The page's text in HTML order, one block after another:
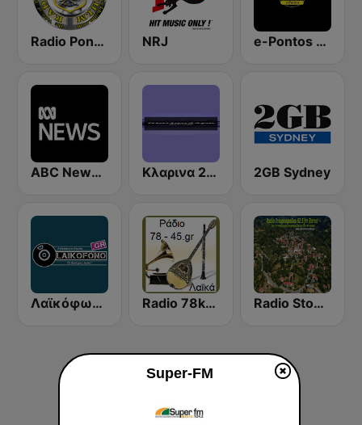
Radio Pontos Stockholm - Ράδιο Πόντος Στοκχόλμης NRJ e-Pontos Radio
ABC News Radio Kλαρινα 24 FM 2GB Sydney
Λαϊκόφωνο Λαμίας Radio 78kai45 Radio Stournareika 95.5 FM Stereo
Super-FM